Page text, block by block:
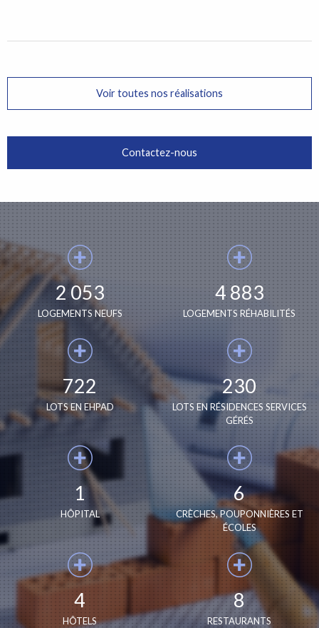
Voir toutes nos réalisations
Contactez-nous
2 053
LOGEMENTS NEUFS
4 883
LOGEMENTS RÉHABILITÉS
722
LOTS EN EHPAD
230
LOTS EN RÉSIDENCES SERVICES
GÉRÉS
1
HÔPITAL
6
CRÈCHES, POUPONNIÈRES ET
ÉCOLES
4
HÔTELS
8
RESTAURANTS